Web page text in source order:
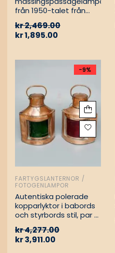
från 1950-talet från
kr2,469.00
kr1,895.00
-9%
FARTYGSLANTERNOR /
FOTOGENLAMPOR
Autentiska polerade
kopparlyktor i babords
och styrbords stil, par –
oljelampor
kr4,277.00
kr3,911.00